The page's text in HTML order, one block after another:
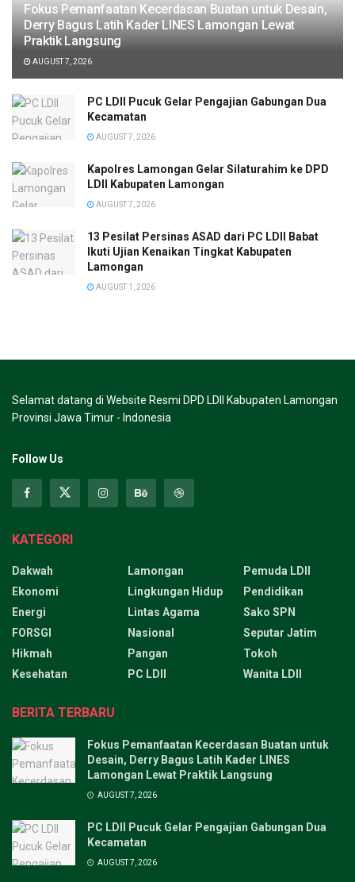
Fokus Pemanfaatan Kecerdasan Buatan untuk Desain,
Derry Bagus Latih Kader LINES Lamongan Lewat
Praktik Langsung
AUGUST 7, 2026
PC LDII Pucuk Gelar Pengajian Gabungan Dua
Kecamatan
AUGUST 7, 2026
Kapolres Lamongan Gelar Silaturahim ke DPD
LDII Kabupaten Lamongan
AUGUST 7, 2026
13 Pesilat Persinas ASAD dari PC LDII Babat
Ikuti Ujian Kenaikan Tingkat Kabupaten
Lamongan
AUGUST 1, 2026
Selamat datang di Website Resmi DPD LDII Kabupaten Lamongan
Provinsi Jawa Timur - Indonesia
Follow Us
KATEGORI
Dakwah
Ekonomi
Energi
FORSGI
Hikmah
Kesehatan
Lamongan
Lingkungan Hidup
Lintas Agama
Nasional
Pangan
PC LDII
Pemuda LDII
Pendidikan
Sako SPN
Seputar Jatim
Tokoh
Wanita LDII
BERITA TERBARU
Fokus Pemanfaatan Kecerdasan Buatan untuk
Desain, Derry Bagus Latih Kader LINES
Lamongan Lewat Praktik Langsung
AUGUST 7, 2026
PC LDII Pucuk Gelar Pengajian Gabungan Dua
Kecamatan
AUGUST 7, 2026